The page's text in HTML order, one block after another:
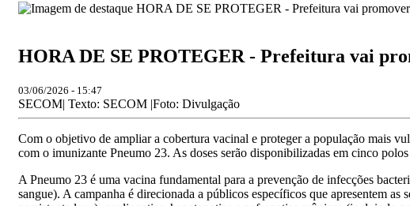
HORA DE SE PROTEGER - Prefeitura vai
03/06/2026 - 15:47
SECOM| Texto: SECOM |Foto: Divulgação
Com o objetivo de ampliar a cobertura vacinal e proteger a população mais
com o imunizante Pneumo 23. As doses serão disponibilizadas em cinco
A Pneumo 23 é uma vacina fundamental para a prevenção de infecções
sangue). A campanha é direcionada a públicos específicos que apresentem